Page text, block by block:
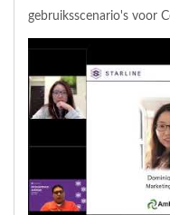
gebruiksscenario's voor